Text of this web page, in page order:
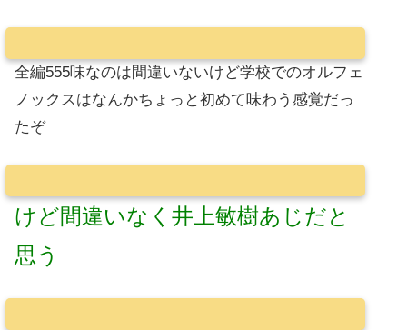
全編555味なのは間違いないけど学校でのオルフェ
ノックスはなんかちょっと初めて味わう感覚だっ
たぞ
けど間違いなく井上敏樹あじだと
思う